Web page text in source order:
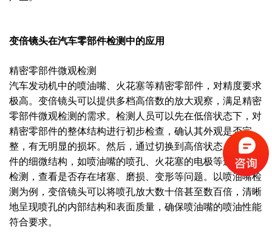
变倍镜头在汽车零部件检测中的应用
精密零部件微观检测
汽车发动机中的喷油嘴、火花塞等精密零部件，对精度要求
极高。变倍镜头可以提供多档高倍数的放大观察，满足精密
零部件微观检测的需求。检测人员可以先在低倍状态下，对
精密零部件的整体结构进行初步检查，确认其外观是否完
整，有无明显的损坏。然后，通过切换到高倍状态，对零部
件的细微结构，如喷油嘴的喷孔、火花塞的电极等进行细致
检测，查看是否存在堵塞、磨损、变形等问题。以喷油嘴检
测为例，变倍镜头可以将喷孔放大数十倍甚至数百倍，清晰
地呈现喷孔的内部结构和表面质量，确保喷油嘴的喷油性能
符合要求。